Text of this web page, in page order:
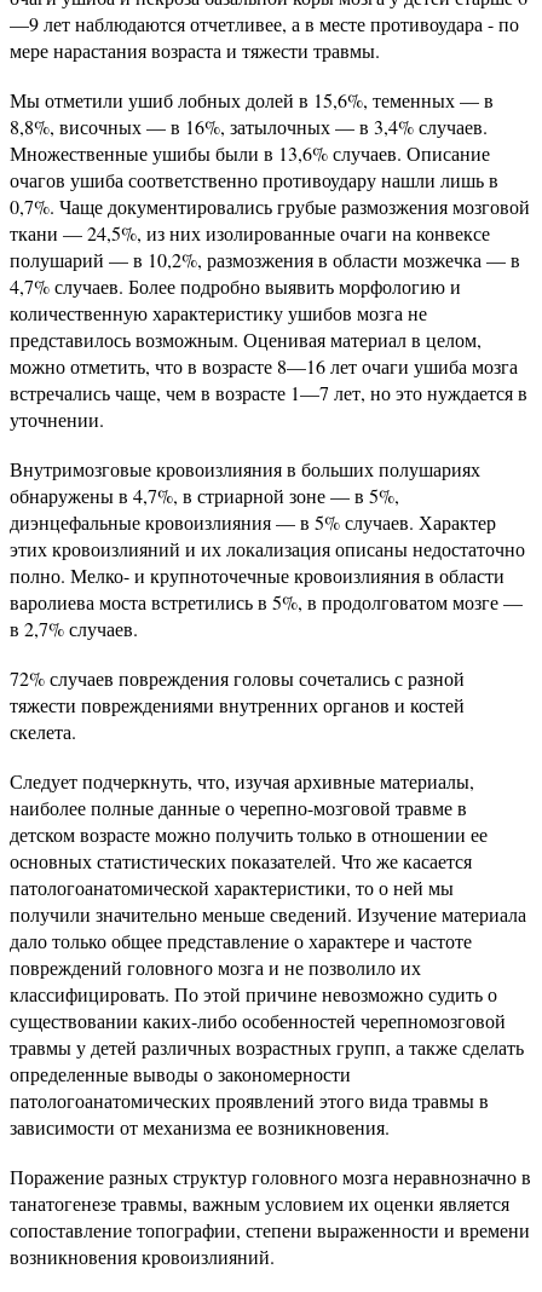
—9 лет наблюдаются отчетливее, а в месте противоудара - по
мере нарастания возраста и тяжести травмы.
Мы отметили ушиб лобных долей в 15,6%, теменных — в
8,8%, височных — в 16%, затылочных — в 3,4% случаев.
Множественные ушибы были в 13,6% случаев. Описание
очагов ушиба соответственно противоудару нашли лишь в
0,7%. Чаще документировались грубые размозжения мозговой
ткани — 24,5%, из них изолированные очаги на конвексе
полушарий — в 10,2%, размозжения в области мозжечка — в
4,7% случаев. Более подробно выявить морфологию и
количественную характеристику ушибов мозга не
представилось возможным. Оценивая материал в целом,
можно отметить, что в возрасте 8—16 лет очаги ушиба мозга
встречались чаще, чем в возрасте 1—7 лет, но это нуждается в
уточнении.
Внутримозговые кровоизлияния в больших полушариях
обнаружены в 4,7%, в стриарной зоне — в 5%,
диэнцефальные кровоизлияния — в 5% случаев. Характер
этих кровоизлияний и их локализация описаны недостаточно
полно. Мелко- и крупноточечные кровоизлияния в области
варолиева моста встретились в 5%, в продолговатом мозге —
в 2,7% случаев.
72% случаев повреждения головы сочетались с разной
тяжести повреждениями внутренних органов и костей
скелета.
Следует подчеркнуть, что, изучая архивные материалы,
наиболее полные данные о черепно-мозговой травме в
детском возрасте можно получить только в отношении ее
основных статистических показателей. Что же касается
патологоанатомической характеристики, то о ней мы
получили значительно меньше сведений. Изучение материала
дало только общее представление о характере и частоте
повреждений головного мозга и не позволило их
классифицировать. По этой причине невозможно судить о
существовании каких-либо особенностей черепномозговой
травмы у детей различных возрастных групп, а также сделать
определенные выводы о закономерности
патологоанатомических проявлений этого вида травмы в
зависимости от механизма ее возникновения.
Поражение разных структур головного мозга неравнозначно в
танатогенезе травмы, важным условием их оценки является
сопоставление топографии, степени выраженности и времени
возникновения кровоизлияний.